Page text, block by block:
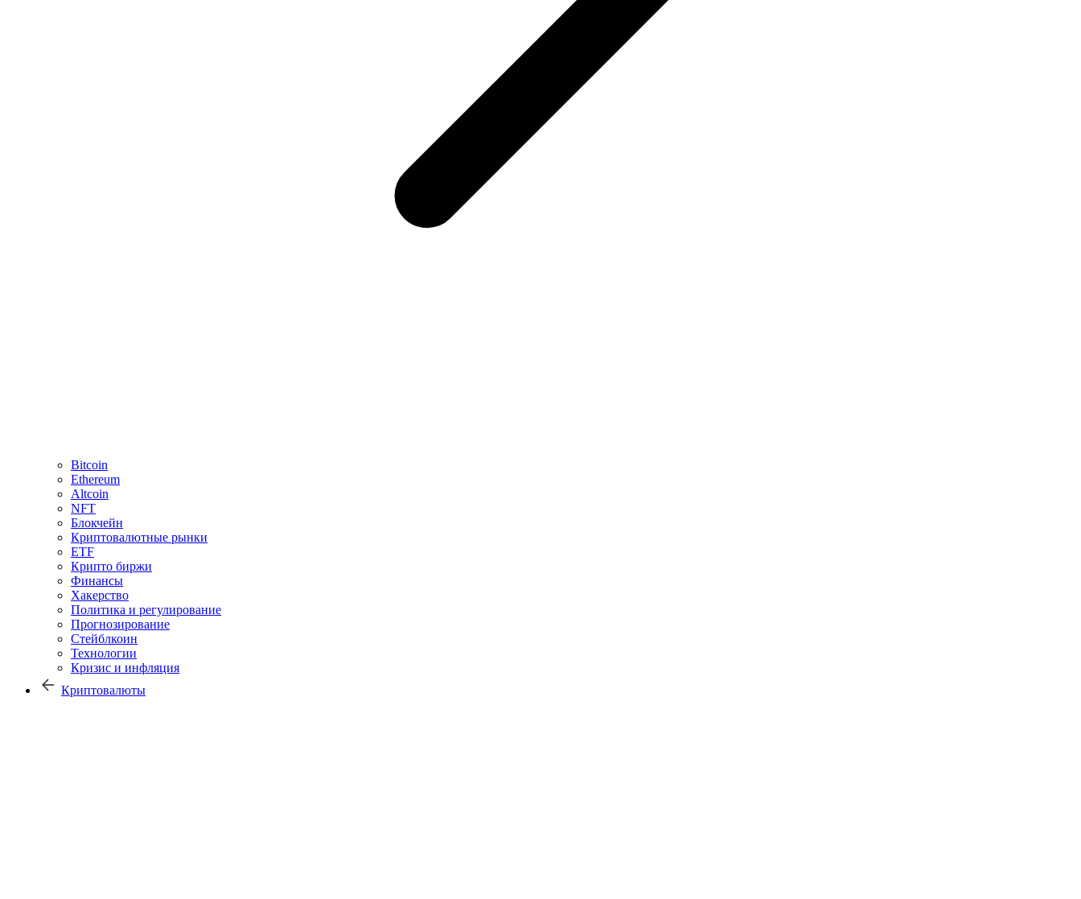
Bitcoin
Ethereum
Altcoin
NFT
Блокчейн
Криптовалютные рынки
ETF
Крипто биржи
Финансы
Хакерство
Политика и регулирование
Прогнозирование
Стейблкоин
Технологии
Кризис и инфляция
Криптовалюты